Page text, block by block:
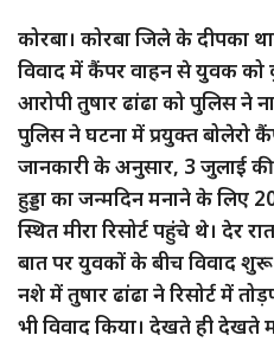
कोरबा। कोरबा जिले के दीपका
विवाद में कैंपर वाहन से युवक
आरोपी तुषार ढांढा को पुलिस ने
पुलिस ने घटना में प्रयुक्त बोलेरो
जानकारी के अनुसार, 3 जुलाई की
हुड्डा का जन्मदिन मनाने के लिए
स्थित मीरा रिसोर्ट पहुंचे थे। देर
बात पर युवकों के बीच विवाद
नशे में तुषार ढांढा ने रिसोर्ट में
भी विवाद किया। देखते ही देखते